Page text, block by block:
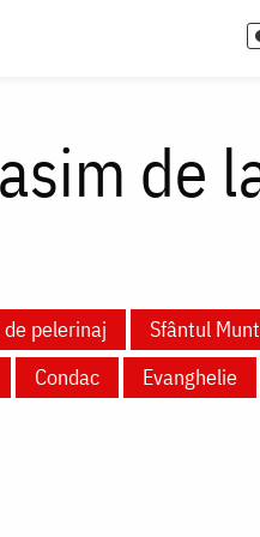
de
de pelerinaj Sfântul
Condac Evanghelie